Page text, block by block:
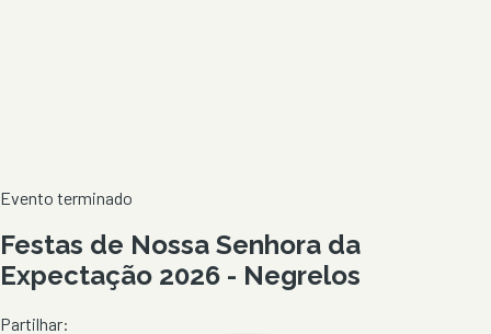
Evento terminado
Festas de Nossa Senhora da
Expectação 2026 - Negrelos
Partilhar: